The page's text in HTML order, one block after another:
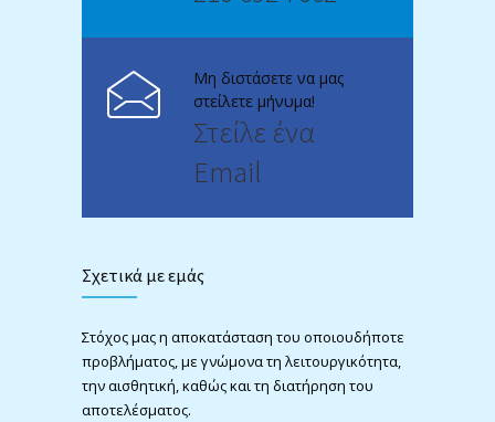
Μη διστάσετε να μας
στείλετε μήνυμα!
Στείλε ένα
Email
Σχετικά με εμάς
Στόχος μας η αποκατάσταση του οποιουδήποτε
προβλήματος, με γνώμονα τη λειτουργικότητα,
την αισθητική, καθώς και τη διατήρηση του
αποτελέσματος.